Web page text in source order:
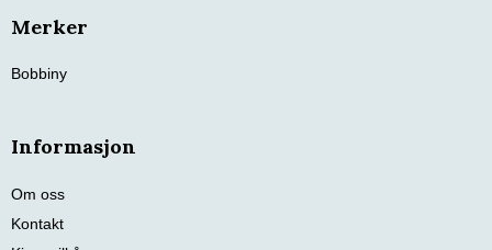
Merker
Bobbiny
Informasjon
Om oss
Kontakt